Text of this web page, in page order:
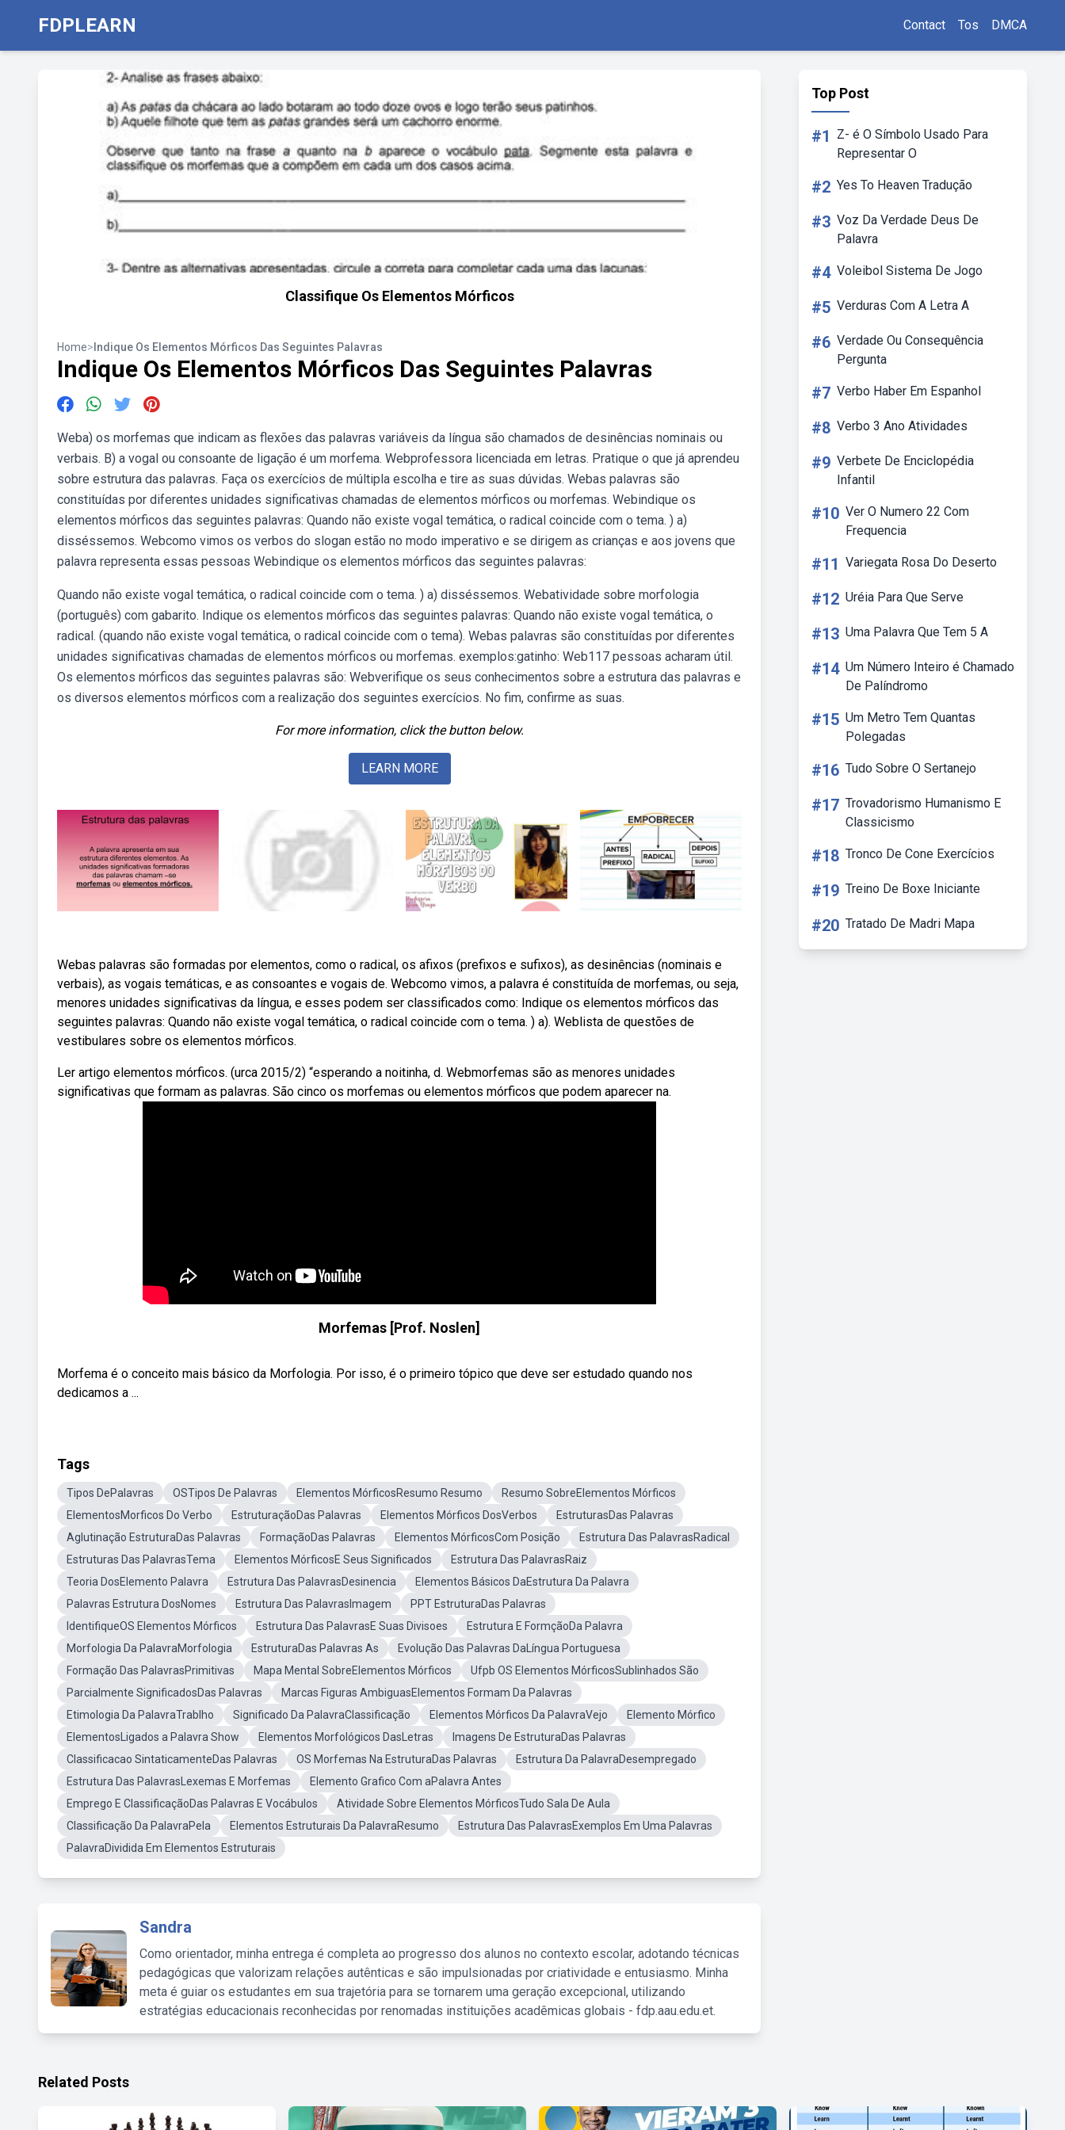
FDPLEARN Contact Tos DMCA
Classifique Os Elementos Mórficos
Home> Indique Os Elementos Mórficos Das Seguintes Palavras
Indique Os Elementos Mórficos Das Seguintes Palavras
Weba) os morfemas que indicam as flexões das palavras variáveis da língua são chamados de desinências nominais ou
verbais. B) a vogal ou consoante de ligação é um morfema. Webprofessora licenciada em letras. Pratique o que já aprendeu
sobre estrutura das palavras. Faça os exercícios de múltipla escolha e tire as suas dúvidas. Webas palavras são
constituídas por diferentes unidades significativas chamadas de elementos mórficos ou morfemas. Webindique os
elementos mórficos das seguintes palavras: Quando não existe vogal temática, o radical coincide com o tema. ) a)
disséssemos. Webcomo vimos os verbos do slogan estão no modo imperativo e se dirigem as crianças e aos jovens que
palavra representa essas pessoas Webindique os elementos mórficos das seguintes palavras:
Quando não existe vogal temática, o radical coincide com o tema. ) a) disséssemos. Webatividade sobre morfologia
(português) com gabarito. Indique os elementos mórficos das seguintes palavras: Quando não existe vogal temática, o
radical. (quando não existe vogal temática, o radical coincide com o tema). Webas palavras são constituídas por diferentes
unidades significativas chamadas de elementos mórficos ou morfemas. exemplos:gatinho: Web117 pessoas acharam útil.
Os elementos mórficos das seguintes palavras são: Webverifique os seus conhecimentos sobre a estrutura das palavras e
os diversos elementos mórficos com a realização dos seguintes exercícios. No fim, confirme as suas.
For more information, click the button below.
LEARN MORE
Webas palavras são formadas por elementos, como o radical, os afixos (prefixos e sufixos), as desinências (nominais e
verbais), as vogais temáticas, e as consoantes e vogais de. Webcomo vimos, a palavra é constituída de morfemas, ou seja,
menores unidades significativas da língua, e esses podem ser classificados como: Indique os elementos mórficos das
seguintes palavras: Quando não existe vogal temática, o radical coincide com o tema. ) a). Weblista de questões de
vestibulares sobre os elementos mórficos.
Ler artigo elementos mórficos. (urca 2015/2) “esperando a noitinha, d. Webmorfemas são as menores unidades
significativas que formam as palavras. São cinco os morfemas ou elementos mórficos que podem aparecer na.
Morfemas [Prof. Noslen]
Morfema é o conceito mais básico da Morfologia. Por isso, é o primeiro tópico que deve ser estudado quando nos
dedicamos a ...
Tags
Tipos DePalavras OSTipos De Palavras Elementos MórficosResumo Resumo
Resumo SobreElementos Mórficos
ElementosMorficos Do Verbo
EstruturaçãoDas Palavras Elementos Mórficos DosVerbos
EstruturasDas Palavras
Aglutinação EstruturaDas Palavras
FormaçãoDas Palavras Elementos MórficosCom Posição
Estrutura Das PalavrasRadical
Estruturas Das PalavrasTema
Elementos MórficosE Seus Significados
Estrutura Das PalavrasRaiz
Teoria DosElemento Palavra
Estrutura Das PalavrasDesinencia
Elementos Básicos DaEstrutura Da Palavra
Palavras Estrutura DosNomes
Estrutura Das PalavrasImagem
PPT EstruturaDas Palavras
IdentifiqueOS Elementos Mórficos
Estrutura Das PalavrasE Suas Divisoes
Estrutura E FormçãoDa Palavra
Morfologia Da PalavraMorfologia
EstruturaDas Palavras As
Evolução Das Palavras DaLíngua Portuguesa
Formação Das PalavrasPrimitivas
Mapa Mental SobreElementos Mórficos
Ufpb OS Elementos MórficosSublinhados São
Parcialmente SignificadosDas Palavras
Marcas Figuras AmbiguasElementos Formam Da Palavras
Etimologia Da PalavraTrablho
Significado Da PalavraClassificação Elementos Mórficos Da PalavraVejo
Elemento Mórfico
ElementosLigados a Palavra Show
Elementos Morfológicos DasLetras
Imagens De EstruturaDas Palavras
Classificacao SintaticamenteDas Palavras
OS Morfemas Na EstruturaDas Palavras
Estrutura Da PalavraDesempregado
Estrutura Das PalavrasLexemas E Morfemas
Elemento Grafico Com aPalavra Antes
Emprego E ClassificaçãoDas Palavras E Vocábulos
Atividade Sobre Elementos MórficosTudo Sala De Aula
Classificação Da PalavraPela
Elementos Estruturais Da PalavraResumo
Estrutura Das PalavrasExemplos Em Uma Palavras
PalavraDividida Em Elementos Estruturais
Sandra
Como orientador, minha entrega é completa ao progresso dos alunos no contexto escolar, adotando técnicas
pedagógicas que valorizam relações autênticas e são impulsionadas por criatividade e entusiasmo. Minha
meta é guiar os estudantes em sua trajetória para se tornarem uma geração excepcional, utilizando
estratégias educacionais reconhecidas por renomadas instituições acadêmicas globais - fdp.aau.edu.et.
Top Post
#1
Z- é O Símbolo Usado Para
Representar O
#2 Yes To Heaven Tradução
#3 Voz Da Verdade Deus De
Palavra
#4 Voleibol Sistema De Jogo
#5 Verduras Com A Letra A
#6 Verdade Ou Consequência
Pergunta
#7 Verbo Haber Em Espanhol
#8 Verbo 3 Ano Atividades
#9 Verbete De Enciclopédia
Infantil
#10 Ver O Numero 22 Com
Frequencia
#11 Variegata Rosa Do Deserto
#12 Uréia Para Que Serve
#13 Uma Palavra Que Tem 5 A
#14 Um Número Inteiro é Chamado
De Palíndromo
#15 Um Metro Tem Quantas
Polegadas
#16 Tudo Sobre O Sertanejo
#17 Trovadorismo Humanismo E
Classicismo
#18 Tronco De Cone Exercícios
#19 Treino De Boxe Iniciante
#20 Tratado De Madri Mapa
Related Posts